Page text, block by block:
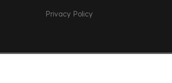
Privacy Policy